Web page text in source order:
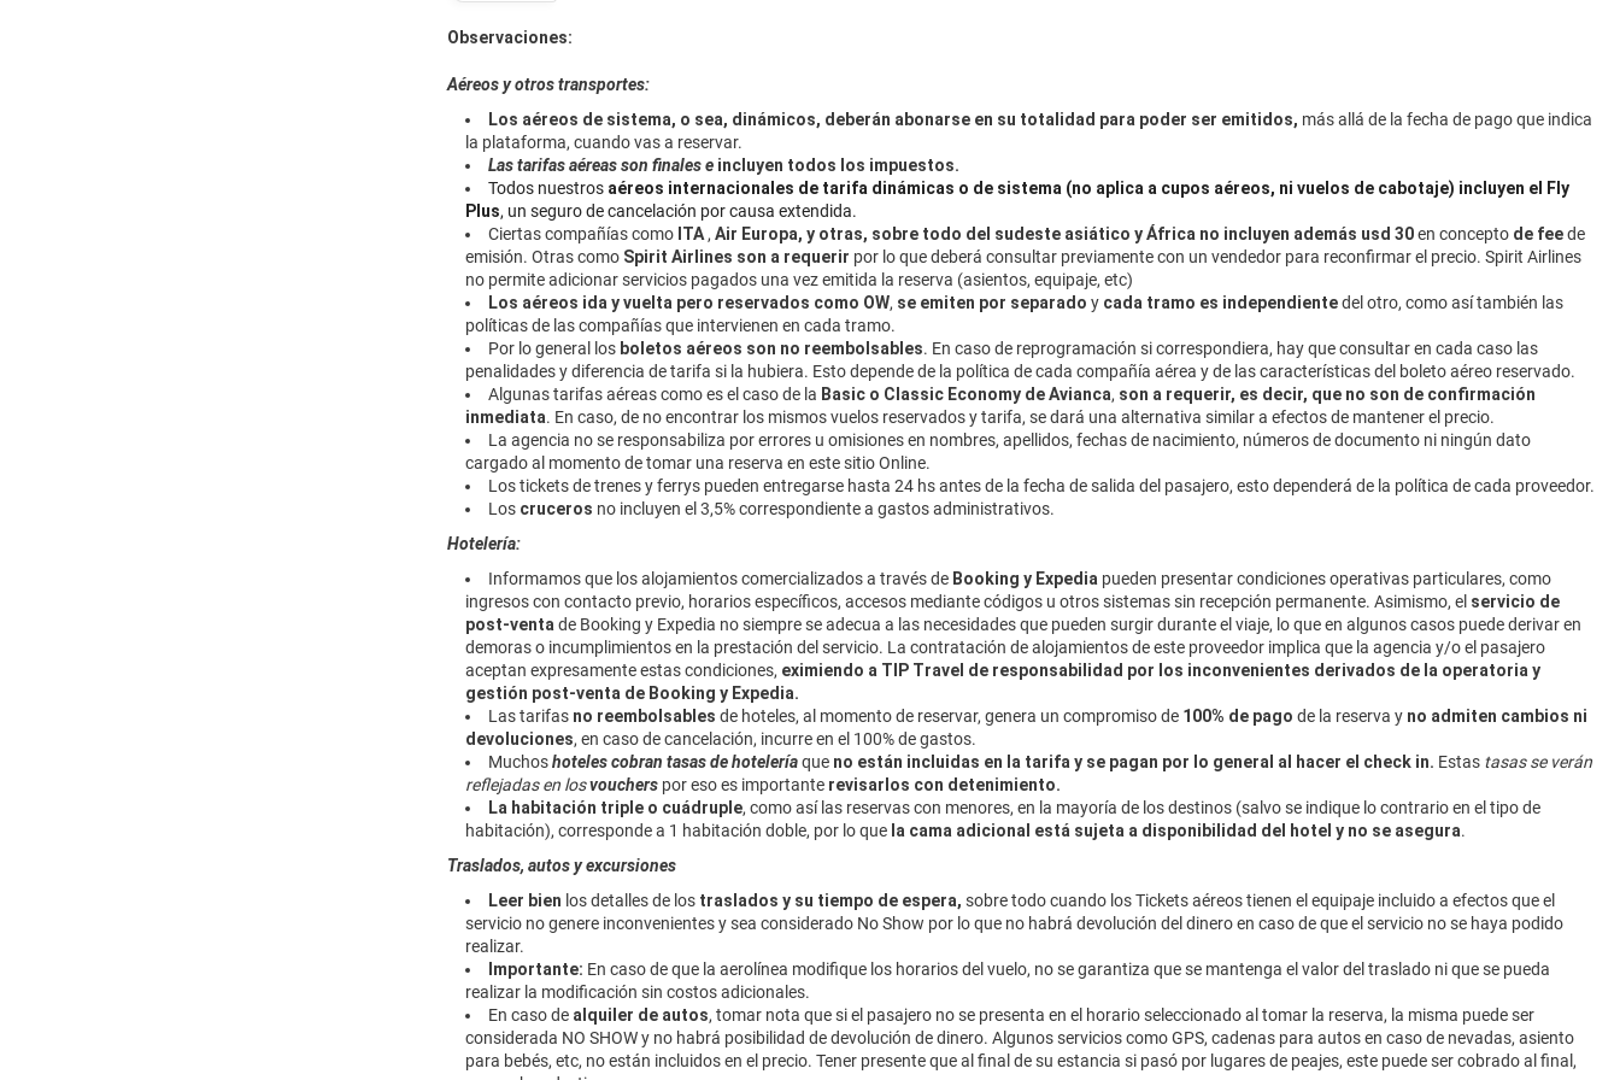
Observaciones:
Aéreos y otros transportes:
Los aéreos de sistema, o sea, dinámicos, deberán abonarse en su totalidad para poder ser emitidos, más allá de la fecha de pago que indica
la plataforma, cuando vas a reservar.
Las tarifas aéreas son finales e incluyen todos los impuestos.
Todos nuestros aéreos internacionales de tarifa dinámicas o de sistema (no aplica a cupos aéreos, ni vuelos de cabotaje) incluyen el Fly
Plus, un seguro de cancelación por causa extendida.
Ciertas compañías como ITA , Air Europa, y otras, sobre todo del sudeste asiático y África no incluyen además usd 30en concepto de feede
emisión. Otras como Spirit Airlines son a requerir por lo que deberá consultar previamente con un vendedor para reconfirmar el precio. Spirit Airlines
no permite adicionar servicios pagados una vez emitida la reserva (asientos, equipaje, etc)
Los aéreos ida y vuelta pero reservados como OW, se emiten por separado y cada tramo es independientedel otro, como así también las
políticas de las compañías que intervienen en cada tramo.
Por lo general los boletos aéreos son no reembolsables. En caso de reprogramación si correspondiera, hay que consultar en cada caso las
penalidades y diferencia de tarifa si la hubiera. Esto depende de la política de cada compañía aérea y de las características del boleto aéreo reservado.
Algunas tarifas aéreas como es el caso de la Basic o Classic Economy de Avianca, son a requerir, es decir, que no son de confirmación
inmediata. En caso, de no encontrar los mismos vuelos reservados y tarifa, se dará una alternativa similar a efectos de mantener el precio.
La agencia no se responsabiliza por errores u omisiones en nombres, apellidos, fechas de nacimiento, números de documento ni ningún dato
cargado al momento de tomar una reserva en este sitio Online.
Los tickets de trenes y ferrys pueden entregarse hasta 24 hs antes de la fecha de salida del pasajero, esto dependerá de la política de cada proveedor.
Los cruceros no incluyen el 3,5% correspondiente a gastos administrativos.
Hotelería:
Informamos que los alojamientos comercializados a través de Booking y Expedia pueden presentar condiciones operativas particulares, como
ingresos con contacto previo, horarios específicos, accesos mediante códigos u otros sistemas sin recepción permanente. Asimismo, el servicio de
post-venta de Booking y Expedia no siempre se adecua a las necesidades que pueden surgir durante el viaje, lo que en algunos casos puede derivar en
demoras o incumplimientos en la prestación del servicio. La contratación de alojamientos de este proveedor implica que la agencia y/o el pasajero
aceptan expresamente estas condiciones, eximiendo a TIP Travel de responsabilidad por los inconvenientes derivados de la operatoria y
gestión post-venta de Booking y Expedia.
Las tarifas no reembolsables de hoteles, ​al momento de reservar, genera un compromiso de 100% de pago de la reserva y no admiten ​cambios ni
devoluciones​, en caso de cancelación, incurre en el 100% de gastos.
Muchoshoteles cobran tasas de hoteleríaque no están incluidas en la tarifa y se pagan por lo general al hacer el check in. Estas tasas se verán
reflejadas en losvouchers por eso es importante revisarlos con detenimiento.
La habitación triple o cuádruple, como así las reservas con menores, en la mayoría de los destinos (salvo se indique lo contrario en el tipo de
habitación), corresponde a 1 habitación doble, por lo que la cama adicional está sujeta a disponibilidad del hotel y no se asegura.
Traslados, autos y excursiones
Leer bien los detalles de los traslados y su tiempo de espera, sobre todo cuando los Tickets aéreos tienen el equipaje incluido a efectos que el
servicio no genere inconvenientes y sea considerado No Show por lo que no habrá devolución del dinero en caso de que el servicio no se haya podido
realizar.
Importante: En caso de que la aerolínea modifique los horarios del vuelo, no se garantiza que se mantenga el valor del traslado ni que se pueda
realizar la modificación sin costos adicionales.
En caso de alquiler de autos, tomar nota que si el pasajero no se presenta en el horario seleccionado al tomar la reserva, la misma puede ser
considerada NO SHOW y no habrá posibilidad de devolución de dinero. Algunos servicios como GPS, cadenas para autos en caso de nevadas, asiento
para bebés, etc, no están incluidos en el precio. Tener presente que al final de su estancia si pasó por lugares de peajes, este puede ser cobrado al final,